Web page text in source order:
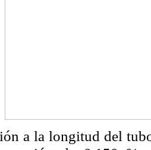
a la longitud del